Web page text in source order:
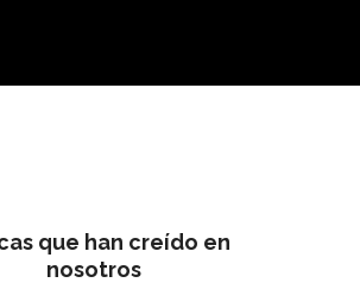
que han creído en
nosotros